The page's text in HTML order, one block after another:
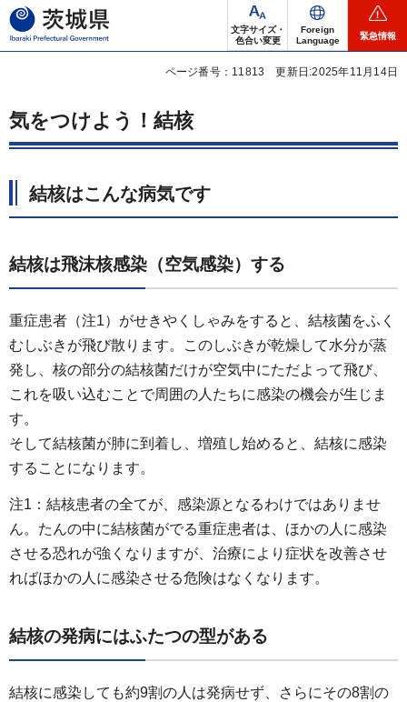
茨城県
文字サイズ・
色合い変更
Foreign
Language
緊急情報
ページ番号：11813 更新日:2025年11月14日
気をつけよう！結核
結核はこんな病気です
結核は飛沫核感染（空気感染）する
重症患者（注1）がせきやくしゃみをすると、結核菌をふく
むしぶきが飛び散ります。このしぶきが乾燥して水分が蒸
発し、核の部分の結核菌だけが空気中にただよって飛び、
これを吸い込むことで周囲の人たちに感染の機会が生じま
す。
そして結核菌が肺に到着し、増殖し始めると、結核に感染
することになります。
注1：結核患者の全てが、感染源となるわけではありませ
ん。たんの中に結核菌がでる重症患者は、ほかの人に感染
させる恐れが強くなりますが、治療により症状を改善させ
ればほかの人に感染させる危険はなくなります。
結核の発病にはふたつの型がある
結核に感染しても約9割の人は発病せず、さらにその8割の